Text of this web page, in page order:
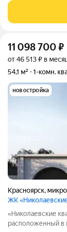
11 098 700 ₽
от 46 513 ₽ в
54,1 м²
1-комн.
новостройка
Красноярск,
ЖК
«Николаевские кварталы»
расположенный в